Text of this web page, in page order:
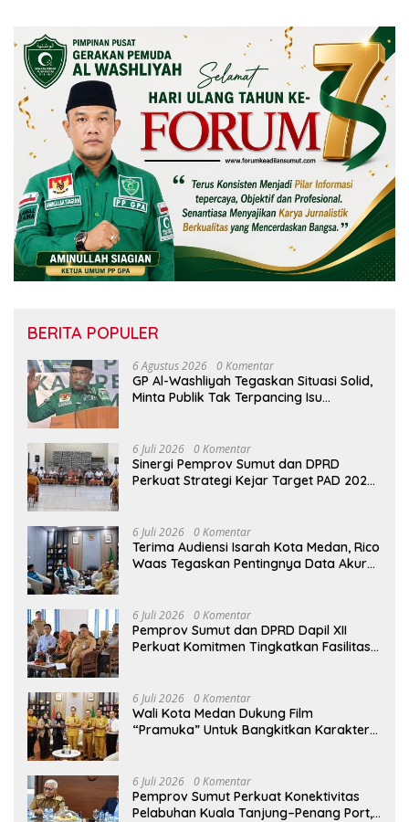
BERITA POPULER
6 Agustus 2026 0 Komentar
GP Al-Washliyah Tegaskan Situasi Solid,
Minta Publik Tak Terpancing Isu
6 Juli 2026 0 Komentar
Sinergi Pemprov Sumut dan DPRD
Perkuat Strategi Kejar Target PAD 2026
6 Juli 2026 0 Komentar
Terima Audiensi Isarah Kota Medan, Rico
Waas Tegaskan Pentingnya Data Akurat
6 Juli 2026 0 Komentar
Pemprov Sumut dan DPRD Dapil XII
Perkuat Komitmen Tingkatkan Fasilitas
6 Juli 2026 0 Komentar
Wali Kota Medan Dukung Film
“Pramuka” Untuk Bangkitkan Karakter
6 Juli 2026 0 Komentar
Pemprov Sumut Perkuat Konektivitas
Pelabuhan Kuala Tanjung–Penang Port,